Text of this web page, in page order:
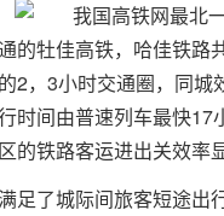
的牡佳高铁，哈佳铁
2，3小时交通圈，同
时间由普速列车最快
的铁路客运进出关效率
足了城际间旅客短途